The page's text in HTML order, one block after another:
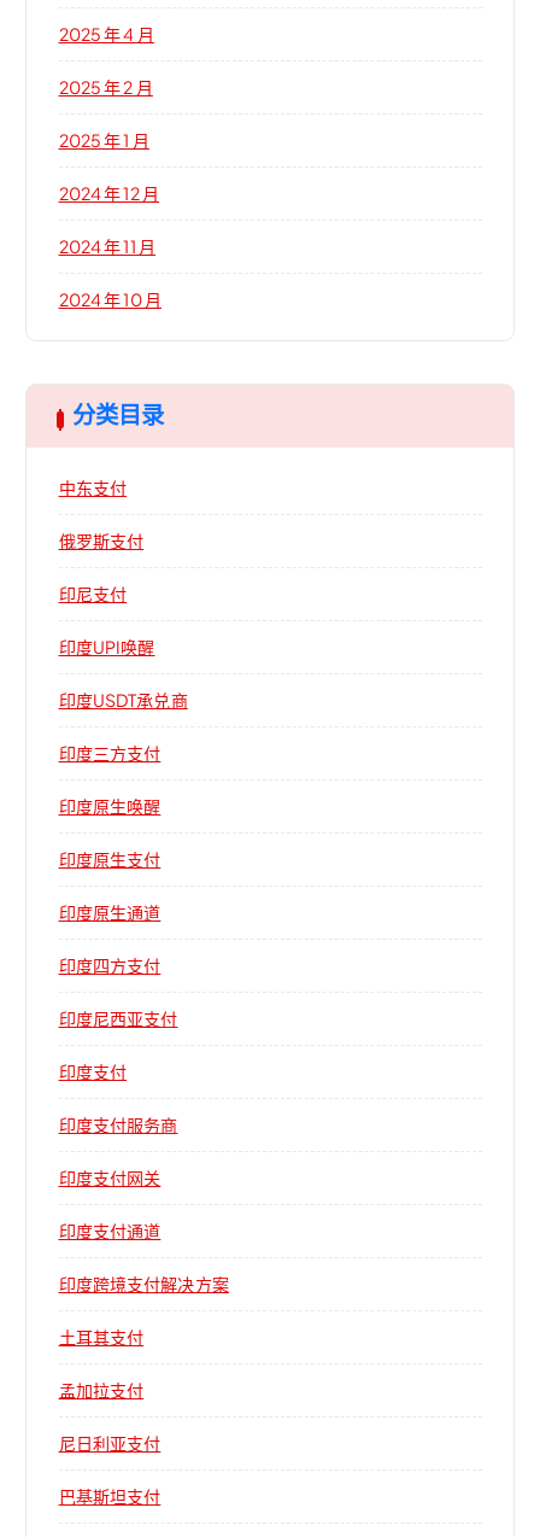
2025 年 4 月
2025 年 2 月
2025 年 1 月
2024 年 12 月
2024 年 11 月
2024 年 10 月
分类目录
中东支付
俄罗斯支付
印尼支付
印度UPI唤醒
印度USDT承兑商
印度三方支付
印度原生唤醒
印度原生支付
印度原生通道
印度四方支付
印度尼西亚支付
印度支付
印度支付服务商
印度支付网关
印度支付通道
印度跨境支付解决方案
土耳其支付
孟加拉支付
尼日利亚支付
巴基斯坦支付